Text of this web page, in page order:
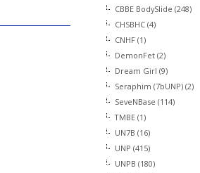
CBBE BodySlide (248)
CHSBHC (4)
CNHF (1)
DemonFet (2)
Dream Girl (9)
Seraphim (7bUNP) (2)
SeveNBase (114)
TMBE (1)
UN7B (16)
UNP (415)
UNPB (180)